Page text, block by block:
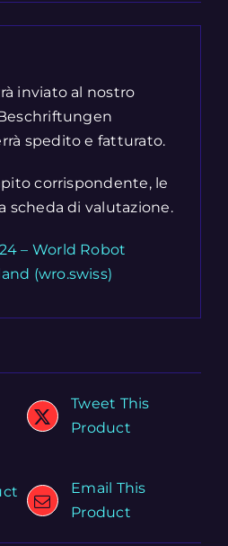
inviato al nostro
spedito e fatturato.
corrispondente, le
scheda di valutazione.
– World Robot
(wro.swiss)
Tweet This
Product
Email This
Product